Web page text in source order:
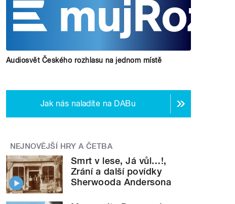
Audiosvět Českého rozhlasu na jednom místě
Jak nás naladíte na DABu
NEJNOVĚJŠÍ HRY A ČETBA
Smrt v lese, Já vůl…!,
Zrání a další povídky
Sherwooda Andersona